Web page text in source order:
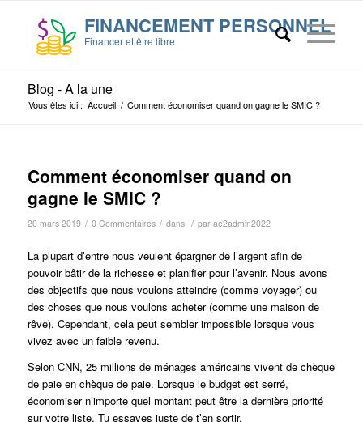
Blog - A la une
Vous êtes ici : Accueil / Comment économiser quand on gagne le SMIC ?
Comment économiser quand on
gagne le SMIC ?
20 mars 2019 / 0 Commentaires / dans / par ae2admin2022
La plupart d’entre nous veulent épargner de l’argent afin de
pouvoir bâtir de la richesse et planifier pour l’avenir. Nous avons
des objectifs que nous voulons atteindre (comme voyager) ou
des choses que nous voulons acheter (comme une maison de
rêve). Cependant, cela peut sembler impossible lorsque vous
vivez avec un faible revenu.
Selon CNN, 25 millions de ménages américains vivent de chèque
de paie en chèque de paie. Lorsque le budget est serré,
économiser n’importe quel montant peut être la dernière priorité
sur votre liste. Tu essayes juste de t’en sortir.